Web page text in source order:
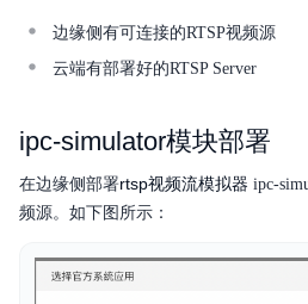
典型实践
备份
产品定价
边缘侧有可连接的RTSP视频源
云端有部署好的RTSP Server
ipc-simulator模块部署
在边缘侧部署rtsp视频流模拟器 ipc-
频源。如下图所示：